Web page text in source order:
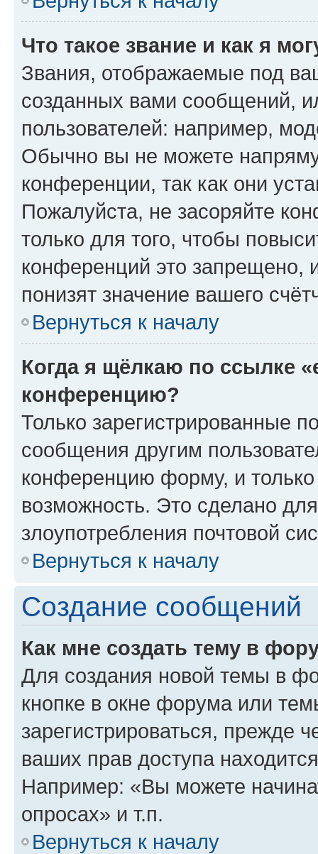
Что такое звание и как я
Звания, отображаемые под
созданных вами сообщений,
пользователей: например,
Обычно вы не можете
конференции, так как они
Пожалуйста, не засоряйте
только для того, чтобы
конференций это запрещено,
понизят значение вашего
Вернуться к началу
Когда я щёлкаю по ссылке
конференцию?
Только зарегистрированные
сообщения другим
конференцию форму, и
возможность. Это сделано
злоупотребления почтовой
Вернуться к началу
Создание сообщений
Как мне создать тему в
Для создания новой темы в
кнопке в окне форума или
зарегистрироваться, прежде
ваших прав доступа
Например: «Вы можете
опросах» и т.п.
Вернуться к началу